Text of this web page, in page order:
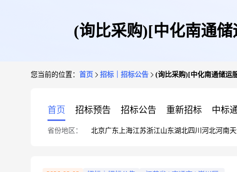
(询比采购)[中化南通储
您当前的位置： 首页 招标｜招标公告 (询比采购)[中化南通储运
首页 招标预告 招标公告 重新招标 中标
省份地区： 北京广东 上海江苏浙江山东湖北四川 河北河南